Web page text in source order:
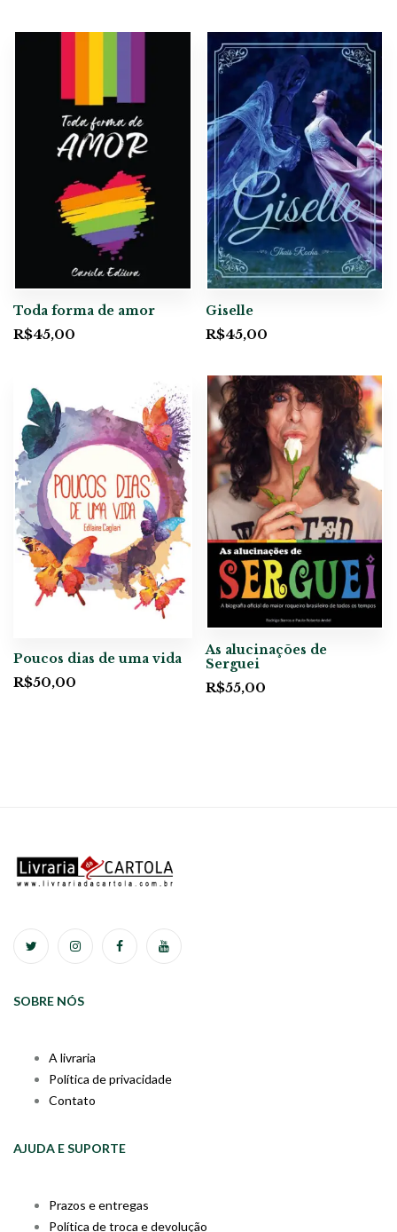
Toda forma de amor
R$45,00
Giselle
R$45,00
Poucos dias de uma vida
R$50,00
As alucinações de
Serguei
R$55,00
SOBRE NÓS
A livraria
Política de privacidade
Contato
AJUDA E SUPORTE
Prazos e entregas
Política de troca e devolução